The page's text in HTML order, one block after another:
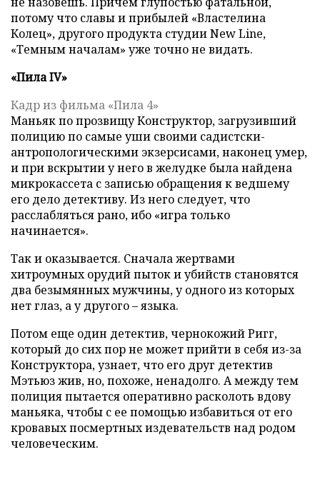
потому что славы и прибылей «Властелина
Колец», другого продукта студии New Line,
«Темным началам» уже точно не видать.
«Пила IV»
Кадр из фильма «Пила 4»
Маньяк по прозвищу Конструктор, загрузивший
полицию по самые уши своими садистски-
антропологическими экзерсисами, наконец умер,
и при вскрытии у него в желудке была найдена
микрокассета с записью обращения к ведшему
его дело детективу. Из него следует, что
расслабляться рано, ибо «игра только
начинается».
Так и оказывается. Сначала жертвами
хитроумных орудий пыток и убийств становятся
два безымянных мужчины, у одного из которых
нет глаз, а у другого – языка.
Потом еще один детектив, чернокожий Ригг,
который до сих пор не может прийти в себя из-за
Конструктора, узнает, что его друг детектив
Мэтьюз жив, но, похоже, ненадолго. А между тем
полиция пытается оперативно расколоть вдову
маньяка, чтобы с ее помощью избавиться от его
кровавых посмертных издевательств над родом
человеческим.